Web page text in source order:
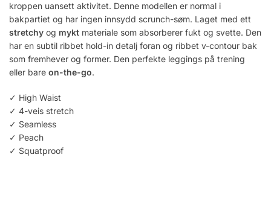
kroppen uansett aktivitet. Denne modellen er normal i
bakpartiet og har ingen innsydd scrunch-søm. Laget med ett
stretchy og mykt materiale som absorberer fukt og svette. Den
har en subtil ribbet hold-in detalj foran og ribbet v-contour bak
som fremhever og former. Den perfekte leggings på trening
eller bare on-the-go.
✓ High Waist
✓ 4-veis stretch
✓ Seamless
✓ Peach
✓ Squatproof